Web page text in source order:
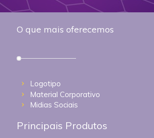
O que mais oferecemos
Logotipo
Material Corporativo
Midias Sociais
Principais Produtos